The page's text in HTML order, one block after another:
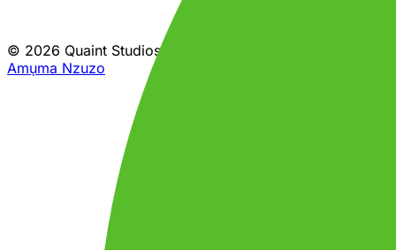
© 2026 Quaint Studios LLC. Ikike niile echekwabara.
Amụma Nzuzo